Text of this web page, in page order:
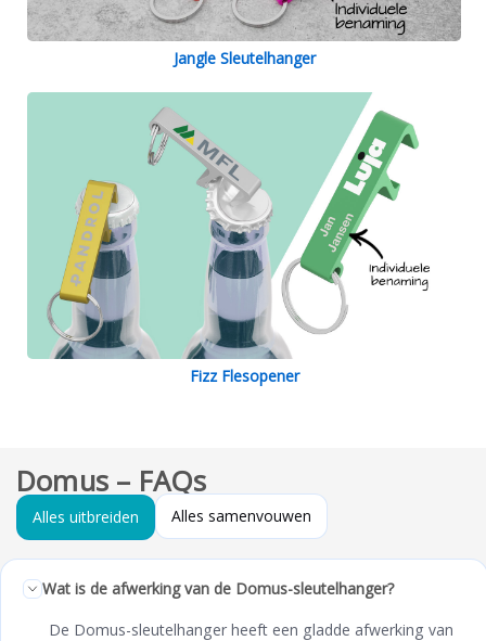
Jangle Sleutelhanger
Fizz Flesopener
Domus – FAQs
Alles uitbreiden Alles samenvouwen
Wat is de afwerking van de Domus-sleutelhanger?
De Domus-sleutelhanger heeft een gladde afwerking van